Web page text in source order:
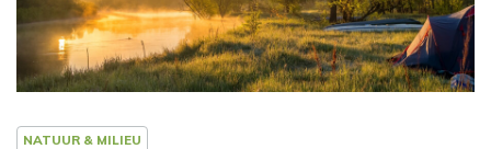
NATUUR & MILIEU